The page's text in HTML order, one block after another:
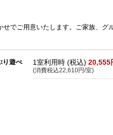
でご用意いたします。ご家族、グ
り遊べ
1室利用時 (税込) 20,555
(消費税込22,610円/室)